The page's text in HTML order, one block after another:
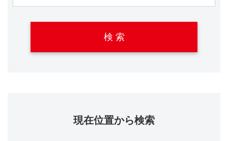
検 索
現在位置から検索